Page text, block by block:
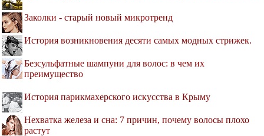
Заколки - старый новый микротренд
История возникновения десяти самых модных стрижек.
Безсульфатные шампуни для волос: в чем их
преимущество
История парикмахерского искусства в Крыму
Нехватка железа и сна: 7 причин, почему волосы плохо
растут